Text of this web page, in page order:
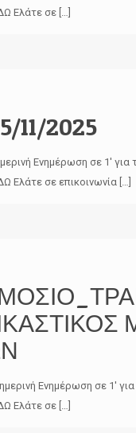
Ελάτε σε[…]
11/2025
Ενημέρωση σε 1′
Ελάτε σε επικοινωνία[…]
Ενημέρωση σε 1′
Ελάτε σε[…]